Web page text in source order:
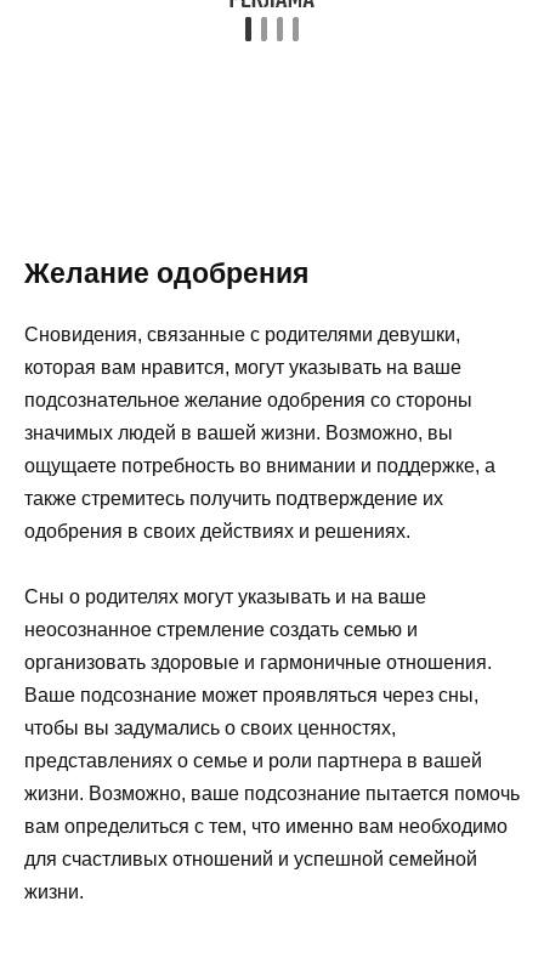
Желание одобрения
Сновидения, связанные с родителями девушки,
которая вам нравится, могут указывать на ваше
подсознательное желание одобрения со стороны
значимых людей в вашей жизни. Возможно, вы
ощущаете потребность во внимании и поддержке, а
также стремитесь получить подтверждение их
одобрения в своих действиях и решениях.
Сны о родителях могут указывать и на ваше
неосознанное стремление создать семью и
организовать здоровые и гармоничные отношения.
Ваше подсознание может проявляться через сны,
чтобы вы задумались о своих ценностях,
представлениях о семье и роли партнера в вашей
жизни. Возможно, ваше подсознание пытается помочь
вам определиться с тем, что именно вам необходимо
для счастливых отношений и успешной семейной
жизни.